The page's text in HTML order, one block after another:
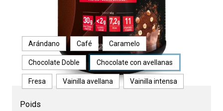
Arándano Café Caramelo
Chocolate Doble Chocolate con avellanas
Fresa Vainilla avellana Vainilla intensa
Poids